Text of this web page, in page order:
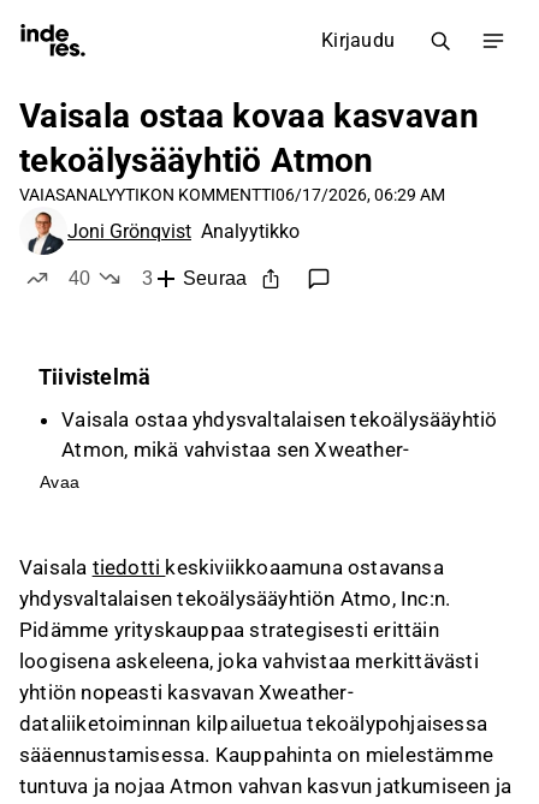
Kirjaudu
Vaisala ostaa kovaa kasvavan
tekoälysääyhtiö Atmon
VAIASANALYYTIKON KOMMENTTI06/17/2026, 06:29 AM
Joni Grönqvist Analyytikko
40
3
Seuraa
Tiivistelmä
Vaisala ostaa yhdysvaltalaisen tekoälysääyhtiö
Atmon, mikä vahvistaa sen Xweather-
dataliiketoiminnan kilpailuetua
enintään 60 MUSD lisäkauppahinta, joka on
sidottu vuosien 2026–2028 liiketoiminnan
tavoitteisiin.
Atmon teknologia-alustan integroiminen
tarjoaa merkittäviä
ristiinmyyntimahdollisuuksia Vaisalan nykyisille
asiakkaille, mikä tekee liiketoiminta-alueesta
entistä mielenkiintoisemman.
Avaa
Vaisala tiedotti keskiviikkoaamuna ostavansa
yhdysvaltalaisen tekoälysääyhtiön Atmo, Inc:n.
Pidämme yrityskauppaa strategisesti erittäin
loogisena askeleena, joka vahvistaa merkittävästi
yhtiön nopeasti kasvavan Xweather-
dataliiketoiminnan kilpailuetua tekoälypohjaisessa
sääennustamisessa. Kauppahinta on mielestämme
tuntuva ja nojaa Atmon vahvan kasvun jatkumiseen ja